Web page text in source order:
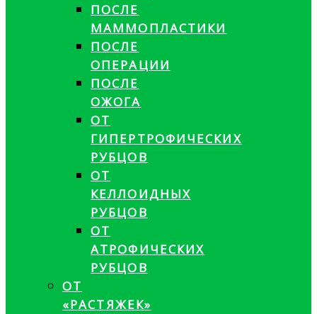
ПОСЛЕ
МАММОПЛАСТИКИ
ПОСЛЕ
ОПЕРАЦИИ
ПОСЛЕ
ОЖОГА
ОТ
ГИПЕРТРОФИЧЕСКИХ
РУБЦОВ
ОТ
КЕЛЛОИДНЫХ
РУБЦОВ
ОТ
АТРОФИЧЕСКИХ
РУБЦОВ
ОТ
«РАСТЯЖЕК»